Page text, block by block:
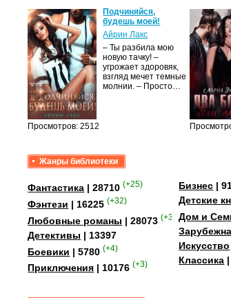
Просмотров: 2512
Подчиняйся,
будешь моей!
Айрин Лакс
– Ты разбила мою
новую тачку! –
угрожает здоровяк,
взгляд мечет темные
молнии. – Просто…
Жанры библиотеки
Фантастика | 28710 (+25)
Фэнтези | 16225 (+32)
Любовные романы | 28073 (+349)
Детективы | 13397
Боевики | 5780 (+4)
Приключения | 10176 (+3)
Бизнес |
Детские
Дом и
Искусство
Классика